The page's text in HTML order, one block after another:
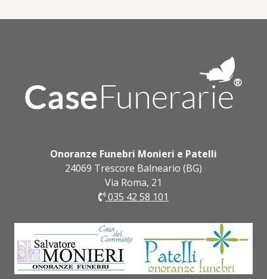
Onoranze Funebri Monieri e Patelli
24069 Trescore Balneario (BG)
Via Roma, 21
035 42 58 101